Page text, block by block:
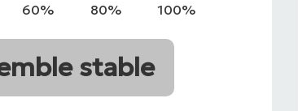
60% 80% 100%
stable